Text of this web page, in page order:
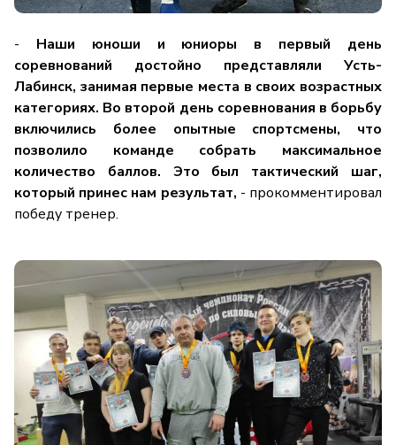
- Наши юноши и юниоры в первый день
соревнований достойно представляли Усть-
Лабинск, занимая первые места в своих возрастных
категориях. Во второй день соревнования в борьбу
включились более опытные спортсмены, что
позволило команде собрать максимальное
количество баллов. Это был тактический шаг,
который принес нам результат, - прокомментировал
победу тренер.